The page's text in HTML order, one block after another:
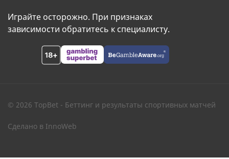
Играйте осторожно. При признаках
зависимости обратитесь к специалисту.
© 2026 TopBet - Беттинг и результаты спортивных матчей
Сделано в InnoWeb